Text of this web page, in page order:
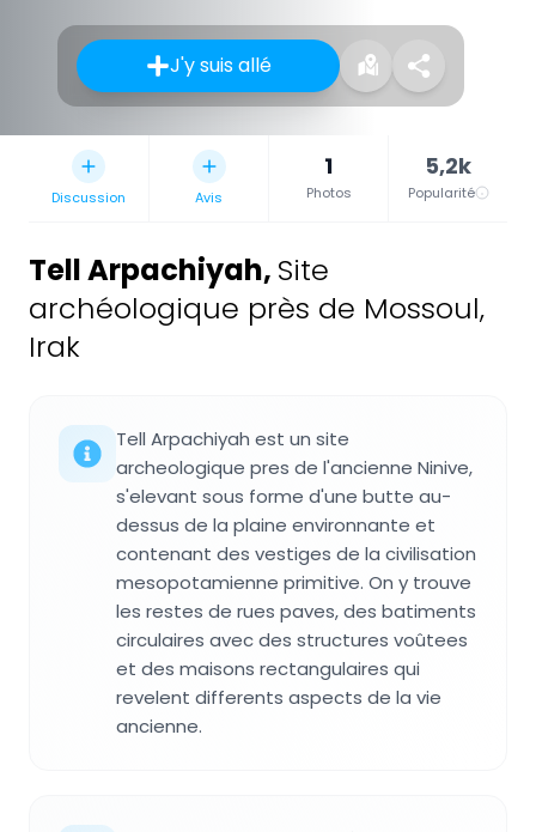
J'y suis allé
Discussion Avis
1
Photos
5,2k
Popularité
Tell Arpachiyah, Site
archéologique près de Mossoul,
Irak
Tell Arpachiyah est un site
archeologique pres de l'ancienne Ninive,
s'elevant sous forme d'une butte au-
dessus de la plaine environnante et
contenant des vestiges de la civilisation
mesopotamienne primitive. On y trouve
les restes de rues paves, des batiments
circulaires avec des structures voûtees
et des maisons rectangulaires qui
revelent differents aspects de la vie
ancienne.